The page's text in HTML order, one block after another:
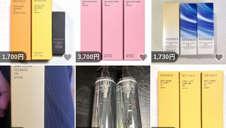
1,700円 いいね！
3,700円 いいね！
1,730円